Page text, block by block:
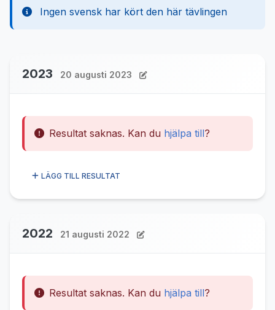
Ingen svensk har kört den här tävlingen
2023 20 augusti 2023
Resultat saknas. Kan du hjälpa till?
LÄGG TILL RESULTAT
2022 21 augusti 2022
Resultat saknas. Kan du hjälpa till?